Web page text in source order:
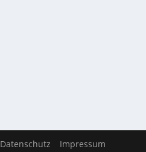
Datenschutz Impressum